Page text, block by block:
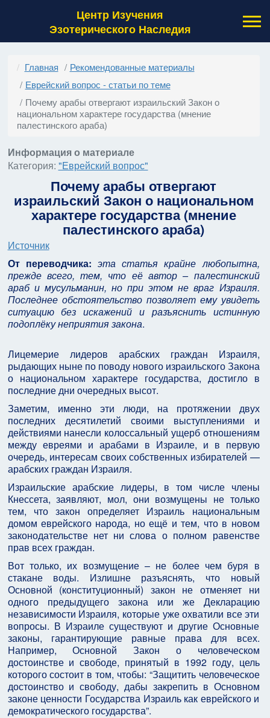
Центр Изучения
Эзотерического Наследия
Главная
Рекомендованные материалы
Еврейский вопрос - статьи по теме
Почему арабы отвергают израильский Закон о
национальном характере государства (мнение
палестинского араба)
Информация о материале
Категория: "Еврейский вопрос"
Почему арабы отвергают
израильский Закон о национальном
характере государства (мнение
палестинского араба)
Источник
От переводчика: эта статья крайне любопытна,
прежде всего, тем, что её автор – палестинский
араб и мусульманин, но при этом не враг Израиля.
Последнее обстоятельство позволяет ему увидеть
ситуацию без искажений и разъяснить истинную
подоплёку неприятия закона.
Лицемерие лидеров арабских граждан Израиля,
рыдающих ныне по поводу нового израильского Закона
о национальном характере государства, достигло в
последние дни очередных высот.
Заметим, именно эти люди, на протяжении двух
последних десятилетий своими выступлениями и
действиями нанесли колоссальный ущерб отношениям
между евреями и арабами в Израиле, и в первую
очередь, интересам своих собственных избирателей —
арабских граждан Израиля.
Израильские арабские лидеры, в том числе члены
Кнессета, заявляют, мол, они возмущены не только
тем, что закон определяет Израиль национальным
домом еврейского народа, но ещё и тем, что в новом
законодательстве нет ни слова о полном равенстве
прав всех граждан.
Вот только, их возмущение – не более чем буря в
стакане воды. Излишне разъяснять, что новый
Основной (конституционный) закон не отменяет ни
одного предыдущего закона или же Декларацию
независимости Израиля, которые уже охватили все эти
вопросы. В Израиле существуют и другие Основные
законы, гарантирующие равные права для всех.
Например, Основной Закон о человеческом
достоинстве и свободе, принятый в 1992 году, цель
которого состоит в том, чтобы: “Защитить человеческое
достоинство и свободу, дабы закрепить в Основном
законе ценности Государства Израиль как еврейского и
демократического государства”.